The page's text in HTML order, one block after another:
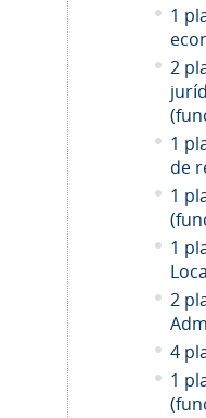
1
2
1
de
1
1
2
4
1